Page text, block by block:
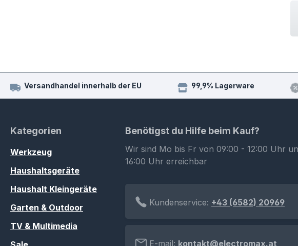
Versandhandel innerhalb der EU 99,9% Lagerware
Kategorien
Werkzeug
Haushaltsgeräte
Haushalt Kleingeräte
Garten & Outdoor
TV & Multimedia
Benötigst du Hilfe beim Kauf?
Wir sind Mo bis Fr von 09:00 - 12:00 Uhr
16:00 Uhr erreichbar
Kundenservice: +43 (6582) 20969
E-mail: kontakt@electromax.at